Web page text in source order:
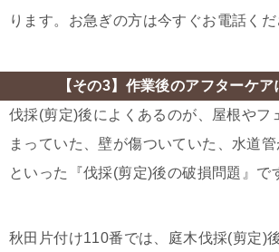
ります。お急ぎの方は今すぐお電話くだ
【その3】作業後のアフターケア
伐採(剪定)後によくあるのが、屋根やフ
まっていた、壁が傷ついていた、水道管
といった『伐採(剪定)後の破損問題』で
秋田片付け110番では、庭木伐採(剪定)